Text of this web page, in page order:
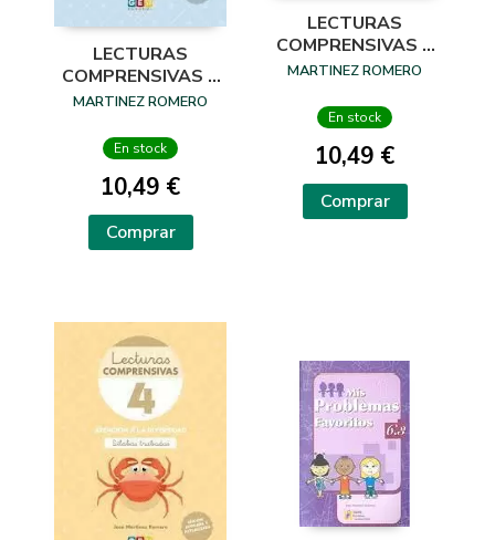
LECTURAS
COMPRENSIVAS 1
SÍLABAS DIRECTAS
MARTINEZ ROMERO
En stock
10,49 €
Comprar
LECTURAS
COMPRENSIVAS 3
SÍLABAS INVERSAS
MARTINEZ ROMERO
En stock
10,49 €
Comprar